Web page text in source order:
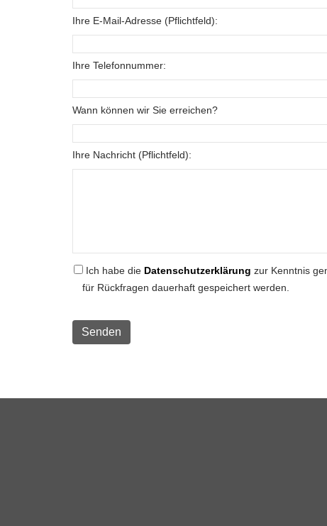
Ihre E-Mail-Adresse (Pflichtfeld):
Ihre Telefonnummer:
Wann können wir Sie erreichen?
Ihre Nachricht (Pflichtfeld):
Ich habe die Datenschutzerklärung zur Kenntnis
für Rückfragen dauerhaft gespeichert werden.